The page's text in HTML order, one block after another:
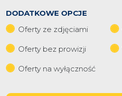
DODATKOWE OPCJE
Oferty ze zdjęciami
Oferty bez prowizji
Oferty na wyłączność